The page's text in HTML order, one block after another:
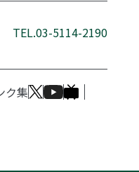
TEL.03-5114-2190
ク集